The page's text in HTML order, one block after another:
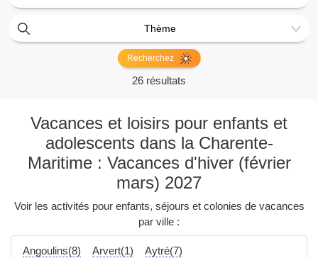
Thème
Recherchez
26 résultats
Vacances et loisirs pour enfants et
adolescents dans la Charente-
Maritime : Vacances d'hiver (février
mars) 2027
Voir les activités pour enfants, séjours et colonies de vacances
par ville :
Angoulins(8) Arvert(1)
Aytré(7)